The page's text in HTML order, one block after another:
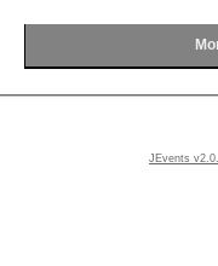
JEvents